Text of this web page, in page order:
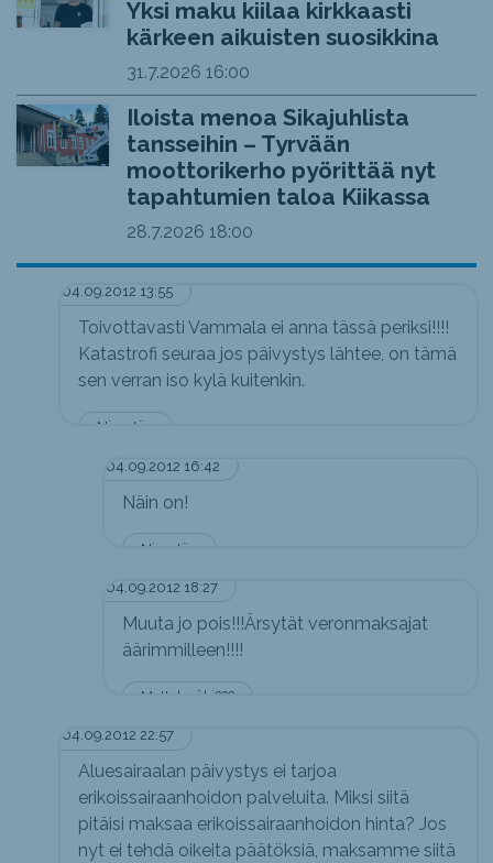
Yksi maku kiilaa kirkkaasti
kärkeen aikuisten suosikkina
31.7.2026 16:00
Iloista menoa Sikajuhlista
tansseihin – Tyrvään
moottorikerho pyörittää nyt
tapahtumien taloa Kiikassa
28.7.2026 18:00
04.09.2012 13:55
Nimetön
Toivottavasti Vammala ei anna tässä periksi!!!!
Katastrofi seuraa jos päivystys lähtee, on tämä
sen verran iso kylä kuitenkin.
04.09.2012 16:42
Nimetön
Näin on!
04.09.2012 18:27
Mattelmäki???
Muuta jo pois!!!Ärsytät veronmaksajat
äärimmilleen!!!!
04.09.2012 22:57
Aluesairaalan päivystys ei tarjoa
erikoissairaanhoidon palveluita. Miksi siitä
pitäisi maksaa erikoissairaanhoidon hinta? Jos
nyt ei tehdä oikeita päätöksiä, maksamme siitä